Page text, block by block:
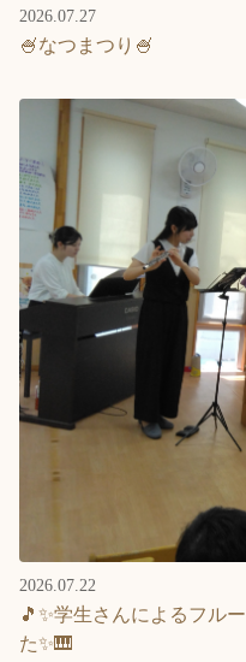
2026.07.27
🍧なつまつり🍧
2026.07.22
🎵✨学生さんによるフル
た✨🎹